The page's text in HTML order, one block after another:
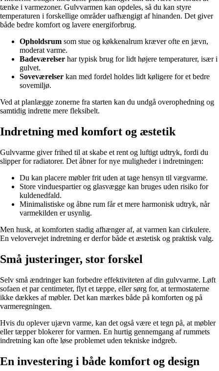
tænke i varmezoner. Gulvvarmen kan opdeles, så du kan styre
temperaturen i forskellige områder uafhængigt af hinanden. Det giver
både bedre komfort og lavere energiforbrug.
Opholdsrum som stue og køkkenalrum kræver ofte en jævn,
moderat varme.
Badeværelser har typisk brug for lidt højere temperaturer, især i
gulvet.
Soveværelser kan med fordel holdes lidt køligere for et bedre
sovemiljø.
Ved at planlægge zonerne fra starten kan du undgå overophedning og
samtidig indrette mere fleksibelt.
Indretning med komfort og æstetik
Gulvvarme giver frihed til at skabe et rent og luftigt udtryk, fordi du
slipper for radiatorer. Det åbner for nye muligheder i indretningen:
Du kan placere møbler frit uden at tage hensyn til vægvarme.
Store vinduespartier og glasvægge kan bruges uden risiko for
kuldenedfald.
Minimalistiske og åbne rum får et mere harmonisk udtryk, når
varmekilden er usynlig.
Men husk, at komforten stadig afhænger af, at varmen kan cirkulere.
En velovervejet indretning er derfor både et æstetisk og praktisk valg.
Små justeringer, stor forskel
Selv små ændringer kan forbedre effektiviteten af din gulvvarme. Løft
sofaen et par centimeter, flyt et tæppe, eller sørg for, at termostaterne
ikke dækkes af møbler. Det kan mærkes både på komforten og på
varmeregningen.
Hvis du oplever ujævn varme, kan det også være et tegn på, at møbler
eller tæpper blokerer for varmen. En hurtig gennemgang af rummets
indretning kan ofte løse problemet uden tekniske indgreb.
En investering i både komfort og design